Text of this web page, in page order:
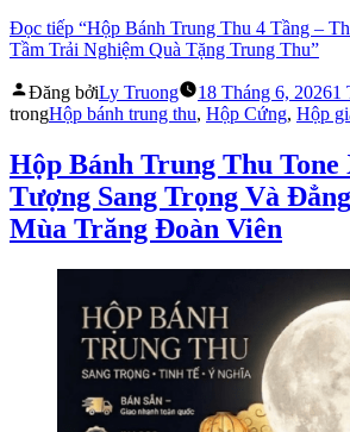
Đọc tiếp “Hộp Bánh Trung Thu 4 Tầng –
Tầm Trải Nghiệm Quà Tặng Trung Thu”
Đăng bởiLy Truong 18 Tháng 6, 20261
trongHộp bánh trung thu, Hộp Cứng, Hộp
Hộp Bánh Trung Thu Tone
Tượng Sang Trọng Và
Mùa Trăng Đoàn Viên